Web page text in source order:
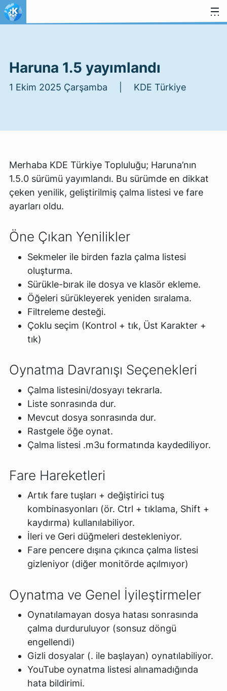
İçeriğe atla
Haruna 1.5 yayımlandı
1 Ekim 2025 Çarşamba | KDE Türkiye
Merhaba KDE Türkiye Topluluğu; Haruna’nın
1.5.0 sürümü yayımlandı. Bu sürümde en dikkat
çeken yenilik, geliştirilmiş çalma listesi ve fare
ayarları oldu.
Öne Çıkan Yenilikler
Sekmeler ile birden fazla çalma listesi
oluşturma.
Sürükle-bırak ile dosya ve klasör ekleme.
Öğeleri sürükleyerek yeniden sıralama.
Filtreleme desteği.
Çoklu seçim (Kontrol + tık, Üst Karakter +
tık)
Oynatma Davranışı Seçenekleri
Çalma listesini/dosyayı tekrarla.
Liste sonrasında dur.
Mevcut dosya sonrasında dur.
Rastgele öğe oynat.
Çalma listesi .m3u formatında kaydediliyor.
Fare Hareketleri
Artık fare tuşları + değiştirici tuş
kombinasyonları (ör. Ctrl + tıklama, Shift +
kaydırma) kullanılabiliyor.
İleri ve Geri düğmeleri destekleniyor.
Fare pencere dışına çıkınca çalma listesi
gizleniyor (diğer monitörde açılmıyor)
Oynatma ve Genel İyileştirmeler
Oynatılamayan dosya hatası sonrasında
çalma durduruluyor (sonsuz döngü
engellendi)
Gizli dosyalar (. ile başlayan) oynatılabiliyor.
YouTube oynatma listesi alınamadığında
hata bildirimi.